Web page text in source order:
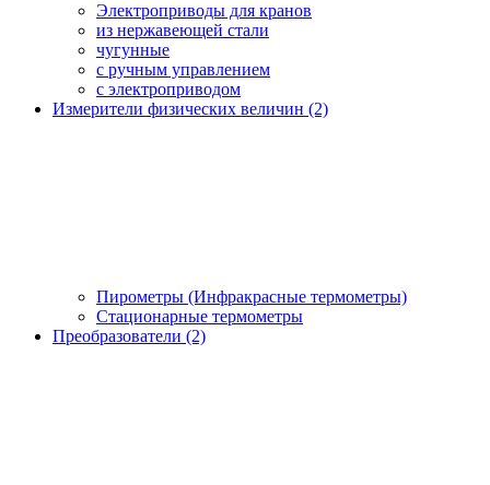
Электроприводы для кранов
из нержавеющей стали
чугунные
с ручным управлением
c электроприводом
Измерители физических величин (2)
Пирометры (Инфракрасные термометры)
Стационарные термометры
Преобразователи (2)